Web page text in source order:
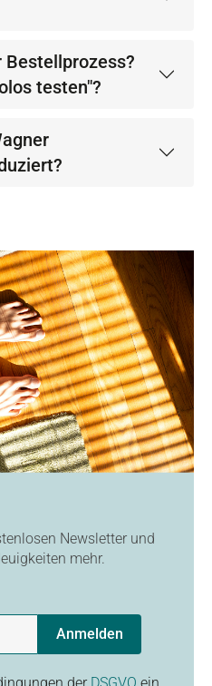
testen"?
Newsletter und
mehr.
Anmelden